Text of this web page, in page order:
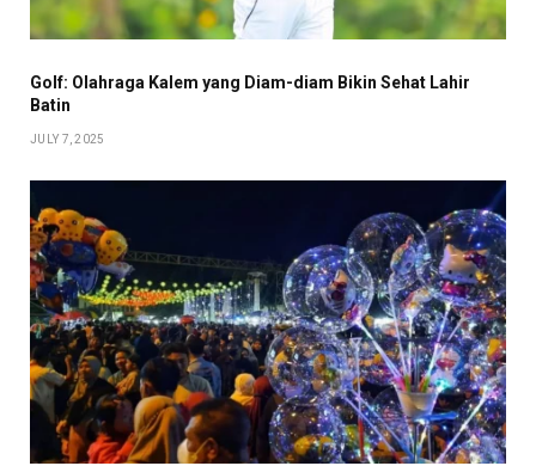
Golf: Olahraga Kalem yang Diam-diam Bikin Sehat Lahir
Batin
JULY 7, 2025